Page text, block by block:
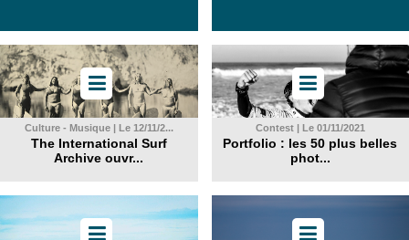
Culture - Musique | Le 12/11/2...
The International Surf
Archive ouvr...
Contest | Le 01/11/2021
Portfolio : les 50 plus belles
phot...